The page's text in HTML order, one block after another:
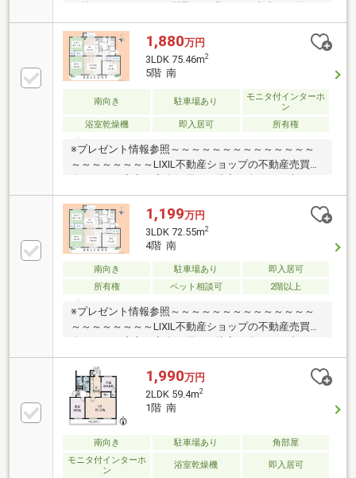
ルコニー5階建て2階部分＿／ ＿／ ＿／ ＿／ ＿
／ ＿／ ＿／┃▼周辺環境・立地環境
┗━━━━━━━━━━━━━━━━━━━・そうて
つローゼンいずみ野駅前店 徒歩4分 約315m・ロー
ソンいずみ野店 徒歩2分 約140m・DAISO相鉄ライ
フいずみ野店 徒歩3分 約220m・いずみ野小学校
徒歩12分 約930m・いずみ野中学校 徒歩約9分 約
680m
1,880万円
3LDK 75.46m2
5階 南
南向き 駐車場あり
モニタ付インターホ
ン
浴室乾燥機
即入居可 所有権
※プレゼント情報参照～～～～～～～～～～～～～～
～～～～～～～～LIXIL不動産ショップの不動産売買仲
ださい♪他社さんとの違いをご堪能下さいませ！～～
～～～～～～～～～～～～～～～～～～～～≪いずみ
野小学校・いずみ野中学校≫火曜・水曜も営業中！リ
フォームのご相談も無料で承ります。◆ペット飼育可
能！◆相鉄いずみ野線「いずみ野」駅徒歩3分♪●ご内
見希望・物件所在地の詳細・付近の物件情報等はコチ
ラまでTEL 046-240-1982
1,199万円
3LDK 72.55m2
4階 南
南向き 駐車場あり
即入居可
所有権
ペット相談可 2階以上
※プレゼント情報参照～～～～～～～～～～～～～～
～～～～～～～～LIXIL不動産ショップの不動産売買仲
ださい♪他社さんとの違いをご堪能下さいませ！～～
～～～～～～～～～～～～～～～～～～～～≪いずみ
野小学校・いずみ野中学校≫火曜・水曜も営業中！リ
フォームのご相談も無料で承ります。◆ペット飼育可
能！◆相鉄いずみ野線「いずみ野」駅徒歩6分♪●ご内
ラまでTEL 046-240-1982
1,990万円
2LDK 59.4m2
1階 南
南向き 駐車場あり
角部屋
モニタ付インターホ
ン
浴室乾燥機 即入居可